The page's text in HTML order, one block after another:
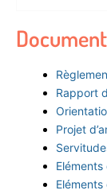
Rapport
Projet